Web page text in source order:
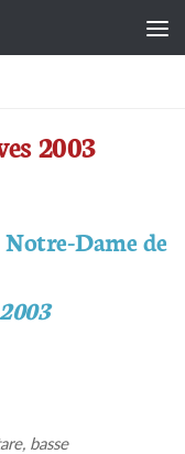
2003
Dame de
basse